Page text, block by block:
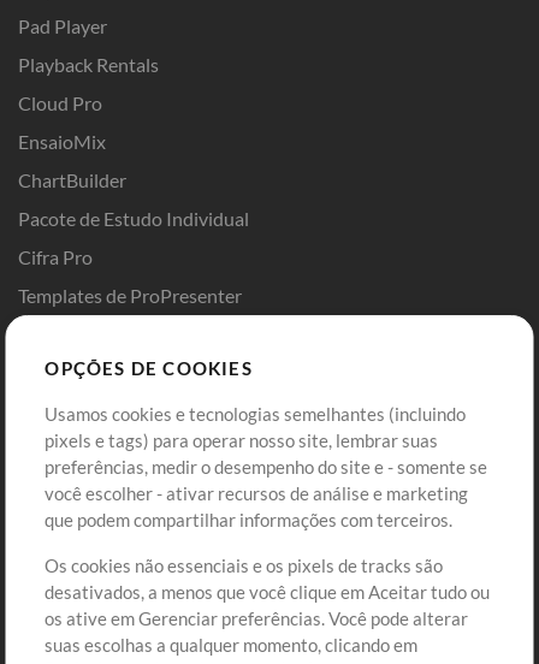
Pad Player
Playback Rentals
Cloud Pro
EnsaioMix
ChartBuilder
Pacote de Estudo Individual
Cifra Pro
Templates de ProPresenter
Comprar Créditos
Conteúdo Grátis
Solicite uma Música
Extras
Sessões
Envie seu conteúdo
Entre
Cadastre-se
Ir ao carrinho
OPÇÕES DE COOKIES
Usamos cookies e tecnologias semelhantes (incluindo
pixels e tags) para operar nosso site, lembrar suas
preferências, medir o desempenho do site e - somente se
você escolher - ativar recursos de análise e marketing
que podem compartilhar informações com terceiros.
Os cookies não essenciais e os pixels de tracks são
desativados, a menos que você clique em Aceitar tudo ou
os ative em Gerenciar preferências. Você pode alterar
suas escolhas a qualquer momento, clicando em